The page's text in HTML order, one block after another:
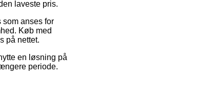
laveste pris.
som anses for
Køb med
på nettet.
en løsning på
periode.